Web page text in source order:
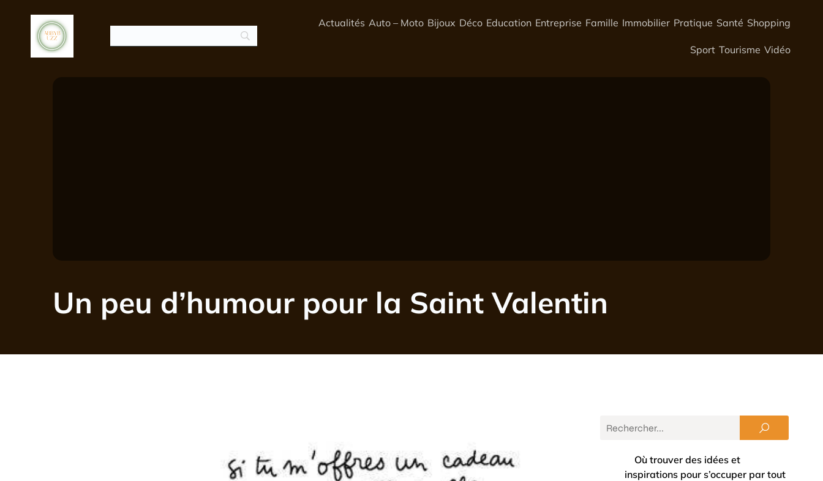
Actualités Auto – Moto Bijoux Déco Education Entreprise Famille Immobilier Pratique Santé Shopping
Sport Tourisme Vidéo
Un peu d’humour pour la Saint Valentin
Où trouver des idées et
inspirations pour s’occuper par tout